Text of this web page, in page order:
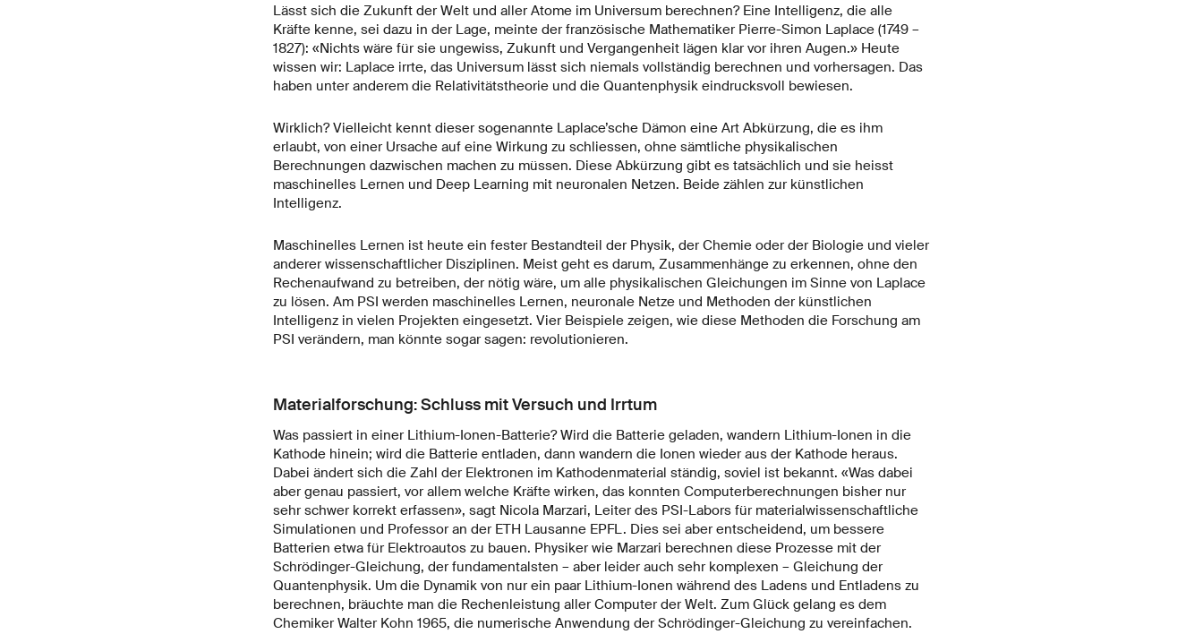
Lässt sich die Zukunft der Welt und aller Atome im Universum berechnen? Eine Intelligenz, die alle
Kräfte kenne, sei dazu in der Lage, meinte der französische Mathematiker Pierre-Simon Laplace (1749 –
1827): «Nichts wäre für sie ungewiss, Zukunft und Vergangenheit lägen klar vor ihren Augen.» Heute
wissen wir: Laplace irrte, das Universum lässt sich niemals vollständig berechnen und vorhersagen. Das
haben unter anderem die Relativitätstheorie und die Quantenphysik eindrucksvoll bewiesen.
Wirklich? Vielleicht kennt dieser sogenannte Laplace’sche Dämon eine Art Abkürzung, die es ihm
erlaubt, von einer Ursache auf eine Wirkung zu schliessen, ohne sämtliche physikalischen
Berechnungen dazwischen machen zu müssen. Diese Abkürzung gibt es tatsächlich und sie heisst
maschinelles Lernen und Deep Learning mit neuronalen Netzen. Beide zählen zur künstlichen
Intelligenz.
Maschinelles Lernen ist heute ein fester Bestandteil der Physik, der Chemie oder der Biologie und vieler
anderer wissenschaftlicher Disziplinen. Meist geht es darum, Zusammenhänge zu erkennen, ohne den
Rechenaufwand zu betreiben, der nötig wäre, um alle physikalischen Gleichungen im Sinne von Laplace
zu lösen. Am PSI werden maschinelles Lernen, neuronale Netze und Methoden der künstlichen
Intelligenz in vielen Projekten eingesetzt. Vier Beispiele zeigen, wie diese Methoden die Forschung am
PSI verändern, man könnte sogar sagen: revolutionieren.
Materialforschung: Schluss mit Versuch und Irrtum
Was passiert in einer Lithium-Ionen-Batterie? Wird die Batterie geladen, wandern Lithium-Ionen in die
Kathode hinein; wird die Batterie entladen, dann wandern die Ionen wieder aus der Kathode heraus.
Dabei ändert sich die Zahl der Elektronen im Kathodenmaterial ständig, soviel ist bekannt. «Was dabei
aber genau passiert, vor allem welche Kräfte wirken, das konnten Computerberechnungen bisher nur
sehr schwer korrekt erfassen», sagt Nicola Marzari, Leiter des PSI-Labors für materialwissenschaftliche
Simulationen und Professor an der ETH Lausanne EPFL. Dies sei aber entscheidend, um bessere
Batterien etwa für Elektroautos zu bauen. Physiker wie Marzari berechnen diese Prozesse mit der
Schrödinger-Gleichung, der fundamentalsten – aber leider auch sehr komplexen – Gleichung der
Quantenphysik. Um die Dynamik von nur ein paar Lithium-Ionen während des Ladens und Entladens zu
berechnen, bräuchte man die Rechenleistung aller Computer der Welt. Zum Glück gelang es dem
Chemiker Walter Kohn 1965, die numerische Anwendung der Schrödinger-Gleichung zu vereinfachen.